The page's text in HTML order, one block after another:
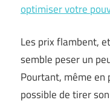
optimiser votre
Les prix flambent,
semble peser un
Pourtant, même en
possible de tirer